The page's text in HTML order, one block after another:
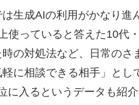
生成AIの利用がかなり進
使っていると答えた10代
の対処法など、日常のさ
軽に相談できる相手」と
に入るというデータも紹介